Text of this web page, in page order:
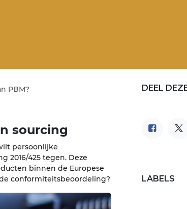
PBM?
sourcing
persoonlijke
2016/425 tegen. Deze
binnen de Europese
conformiteitsbeoordeling?
DEEL
LABELS